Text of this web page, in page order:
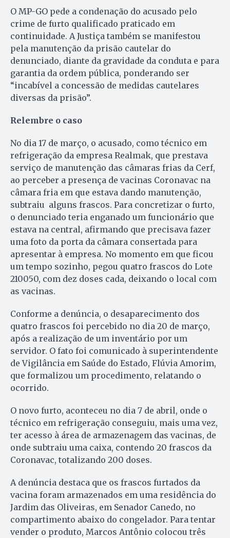
O MP-GO pede a condenação do acusado pelo
crime de furto qualificado praticado em
continuidade. A Justiça também se manifestou
pela manutenção da prisão cautelar do
denunciado, diante da gravidade da conduta e para
garantia da ordem pública, ponderando ser
“incabível a concessão de medidas cautelares
diversas da prisão”.
Relembre o caso
No dia 17 de março, o acusado, como técnico em
refrigeração da empresa Realmak, que prestava
serviço de manutenção das câmaras frias da Cerf,
ao perceber a presença de vacinas Coronavac na
câmara fria em que estava dando manutenção,
subtraiu alguns frascos. Para concretizar o furto,
o denunciado teria enganado um funcionário que
estava na central, afirmando que precisava fazer
uma foto da porta da câmara consertada para
apresentar à empresa. No momento em que ficou
um tempo sozinho, pegou quatro frascos do Lote
210050, com dez doses cada, deixando o local com
as vacinas.
Conforme a denúncia, o desaparecimento dos
quatro frascos foi percebido no dia 20 de março,
após a realização de um inventário por um
servidor. O fato foi comunicado à superintendente
de Vigilância em Saúde do Estado, Flúvia Amorim,
que formalizou um procedimento, relatando o
ocorrido.
O novo furto, aconteceu no dia 7 de abril, onde o
técnico em refrigeração conseguiu, mais uma vez,
ter acesso à área de armazenagem das vacinas, de
onde subtraiu uma caixa, contendo 20 frascos da
Coronavac, totalizando 200 doses.
A denúncia destaca que os frascos furtados da
vacina foram armazenados em uma residência do
Jardim das Oliveiras, em Senador Canedo, no
compartimento abaixo do congelador. Para tentar
vender o produto, Marcos Antônio colocou três